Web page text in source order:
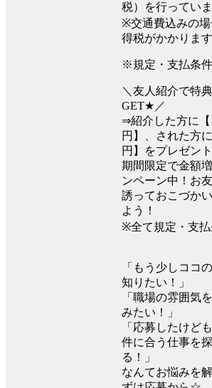
税）を行っていま
※交通費込みの
得税がかかります
※規定・支払条
＼友人紹介で特
GET★／
⇒紹介した方に【
円】、された方
円】をプレゼント
期間限定で金額
ンペーン中！お
誘っておこづか
よう！
※全て規定・支
「もう少しココ
知りたい！」
「職場の雰囲気
みたい！」
「応募したけど
件に合う仕事を
る！」
なんてお悩みを